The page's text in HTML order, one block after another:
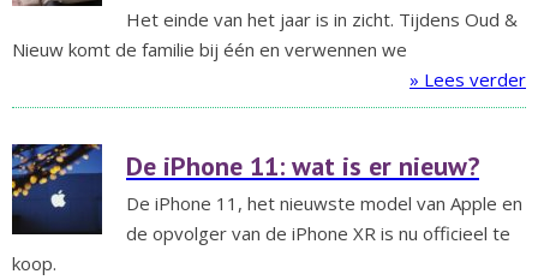
Het einde van het jaar is in zicht. Tijdens Oud &
Nieuw komt de familie bij één en verwennen we
» Lees verder
De iPhone 11: wat is er nieuw?
De iPhone 11, het nieuwste model van Apple en
de opvolger van de iPhone XR is nu officieel te
koop.